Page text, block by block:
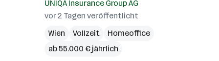
UNIQA Insurance Group AG
vor 2 Tagen veröffentlicht
Wien
Vollzeit
Homeoffice
ab 55.000 € jährlich